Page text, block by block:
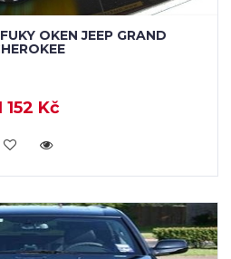
OKEN JEEP GRAND
152 Kč
KOUPIT